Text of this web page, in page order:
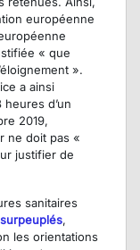
européenne
« que
».
a ainsi
d’un
2019,
ne doit pas «
justifier de
sanitaires
surpeuplés,
les orientations